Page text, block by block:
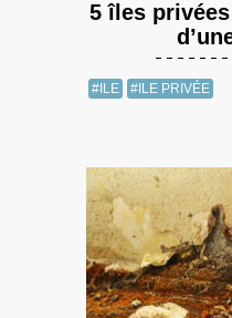
5 îles
#ILE #ILE PRIVÉE